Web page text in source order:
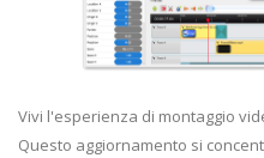
Vivi l'esperienza di montaggio
Questo aggiornamento si